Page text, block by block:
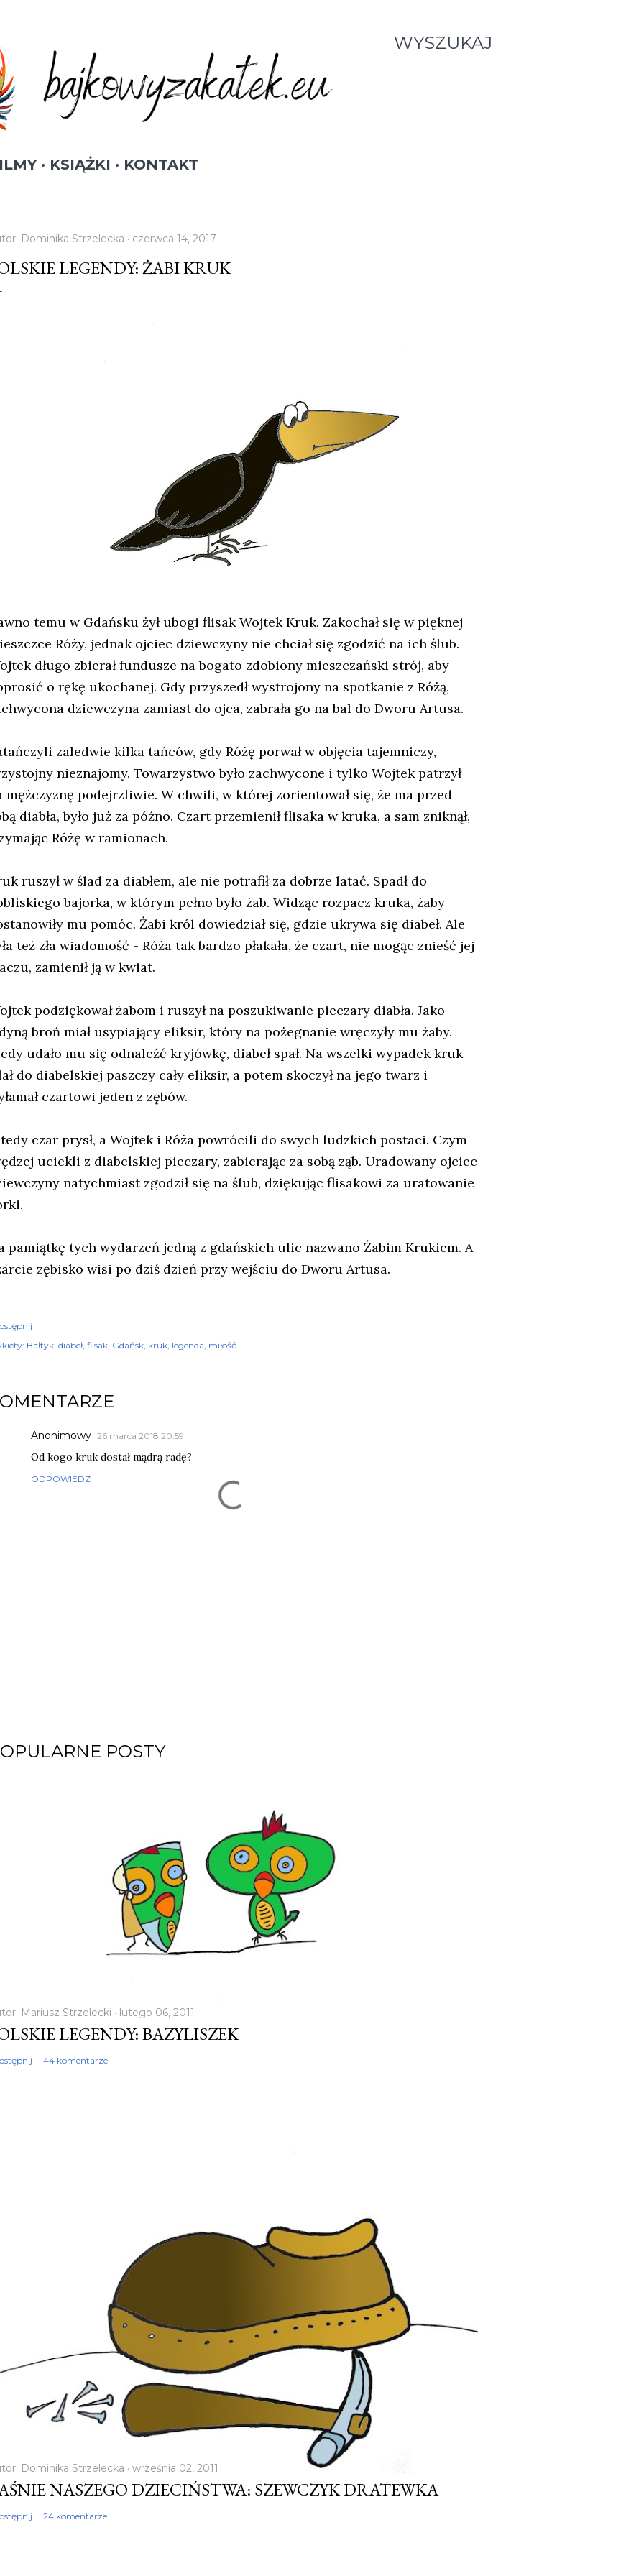
WYSZUKAJ
KSIĄŻKI KONTAKT
Dominika Strzelecka czerwca 14, 2017
LEGENDY: ŻABI KRUK
temu w Gdańsku żył ubogi flisak Wojtek Kruk. Zakochał się w pięknej
Róży, jednak ojciec dziewczyny nie chciał się zgodzić na ich ślub.
długo zbierał fundusze na bogato zdobiony mieszczański strój, aby
o rękę ukochanej. Gdy przyszedł wystrojony na spotkanie z Różą,
dziewczyna zamiast do ojca, zabrała go na bal do Dworu Artusa.
zaledwie kilka tańców, gdy Różę porwał w objęcia tajemniczy,
nieznajomy. Towarzystwo było zachwycone i tylko Wojtek patrzył
mężczyznę podejrzliwie. W chwili, w której zorientował się, że ma przed
diabła, było już za późno. Czart przemienił flisaka w kruka, a sam zniknął,
Różę w ramionach.
ruszył w ślad za diabłem, ale nie potrafił za dobrze latać. Spadł do
bajorka, w którym pełno było żab. Widząc rozpacz kruka, żaby
mu pomóc. Żabi król dowiedział się, gdzie ukrywa się diabeł. Ale
też zła wiadomość - Róża tak bardzo płakała, że czart, nie mogąc znieść jej
zamienił ją w kwiat.
podziękował żabom i ruszył na poszukiwanie pieczary diabła. Jako
broń miał usypiający eliksir, który na pożegnanie wręczyły mu żaby.
udało mu się odnaleźć kryjówkę, diabeł spał. Na wszelki wypadek kruk
do diabelskiej paszczy cały eliksir, a potem skoczył na jego twarz i
czartowi jeden z zębów.
czar prysł, a Wojtek i Róża powrócili do swych ludzkich postaci. Czym
uciekli z diabelskiej pieczary, zabierając za sobą ząb. Uradowany ojciec
natychmiast zgodził się na ślub, dziękując flisakowi za uratowanie
pamiątkę tych wydarzeń jedną z gdańskich ulic nazwano Żabim Krukiem. A
zębisko wisi po dziś dzień przy wejściu do Dworu Artusa.
Bałtyk diabeł flisak Gdańsk kruk legenda miłość
Anonimowy 26 marca 2018 20:59
Od kogo kruk dostał mądrą radę?
ODPOWIEDZ
POSTY
Mariusz Strzelecki lutego 06, 2011
LEGENDY: BAZYLISZEK
44 komentarze
Dominika Strzelecka września 02, 2011
NASZEGO DZIECIŃSTWA: SZEWCZYK DRATEWKA
24 komentarze